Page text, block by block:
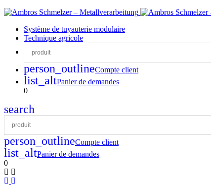
Système de tuyauterie modulaire
Technique agricole
person_outlineCompte client
list_altPanier de demandes
0
search
person_outlineCompte client
list_altPanier de demandes
0